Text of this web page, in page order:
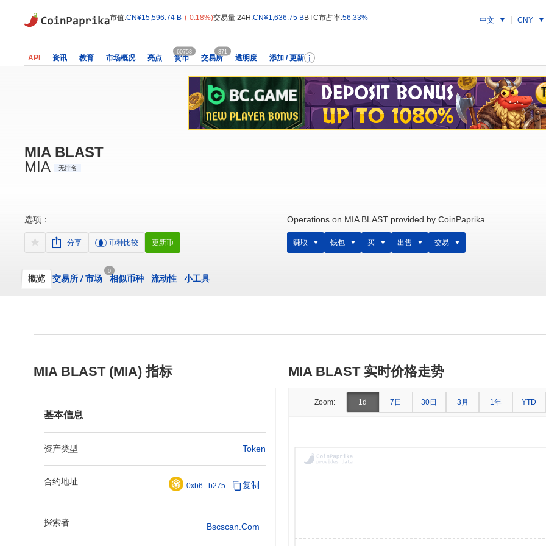
市值:CN¥15,596.74 B (-0.18%)交易量 24H:CN¥1,636.75 BBTC市占率:56.33% 中文 CNY
API 资讯 教育 市场概况 亮点 货币
60753
交易所
371
透明度 添加 / 更新
MIA BLAST
MIA
无排名
选项：
分享 币种比较 更新币
Operations on MIA BLAST provided by CoinPaprika
赚取 钱包 买 出售 交易
概览 交易所 /市场
0
相似币种 流动性 小工具
MIA BLAST (MIA) 指标
基本信息
资产类型 Token
合约地址 0xb6...b275 复制
探索者 Bscscan.com
MIA BLAST 实时价格走势
Zoom: 1d 7日 30日 3月 1年 YTD